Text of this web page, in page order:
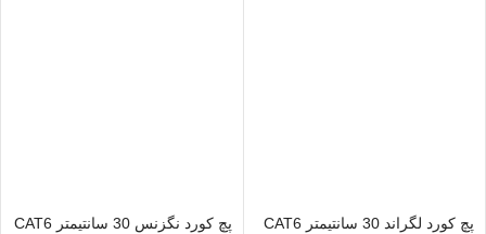
پچ کورد لگراند 30 سانتیمتر CAT6
پچ کورد نگزنس 30 سانتیمتر CAT6